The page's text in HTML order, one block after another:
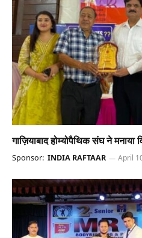
गाज़ियाबाद होम्योपैथिक संघ ने मनाया
Sponsor: INDIA RAFTAAR April